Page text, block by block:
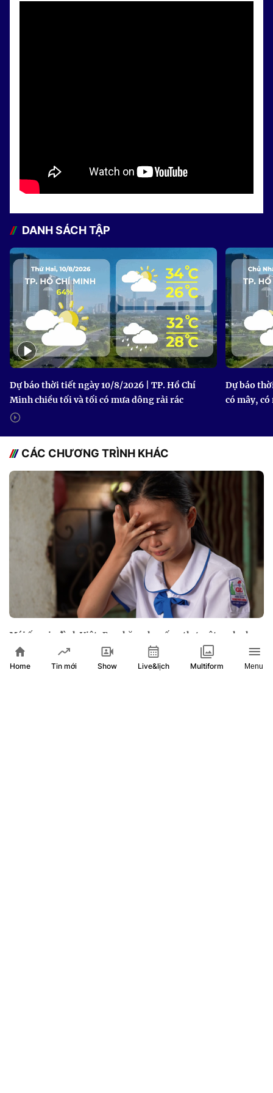
DANH SÁCH TẬP
Dự báo thời tiết ngày 10/8/2026 | TP. Hồ Chí
Minh chiều tối và tối có mưa dông rải rác
Dự báo
có mây,
CÁC CHƯƠNG TRÌNH KHÁC
Mái ấm gia đình Việt: Em chăm cha sống thực vật, anh phụ
hồ nuôi gia đình
Home Tin mới Show Live&lịch Multiform Menu